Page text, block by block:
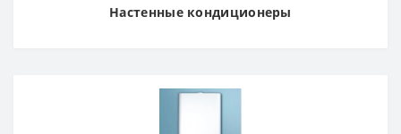
Настенные кондиционеры